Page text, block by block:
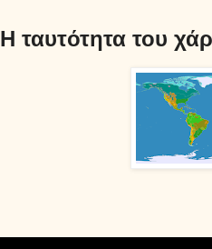
H ταυτότητα του